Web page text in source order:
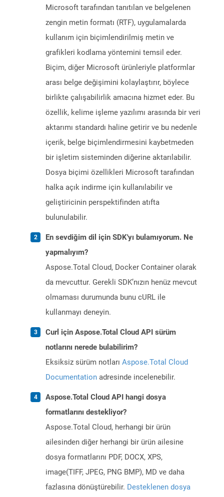
Microsoft tarafından tanıtılan ve belgelenen
zengin metin formatı (RTF), uygulamalarda
kullanım için biçimlendirilmiş metin ve
grafikleri kodlama yöntemini temsil eder.
Biçim, diğer Microsoft ürünleriyle platformlar
arası belge değişimini kolaylaştırır, böylece
birlikte çalışabilirlik amacına hizmet eder. Bu
özellik, kelime işleme yazılımı arasında bir veri
aktarımı standardı haline getirir ve bu nedenle
içerik, belge biçimlendirmesini kaybetmeden
bir işletim sisteminden diğerine aktarılabilir.
Dosya biçimi özellikleri Microsoft tarafından
halka açık indirme için kullanılabilir ve
geliştiricinin perspektifinden atıfta
bulunulabilir.
En sevdiğim dil için SDK'yı bulamıyorum. Ne
yapmalıyım?
Aspose.Total Cloud, Docker Container olarak
da mevcuttur. Gerekli SDK’nızın henüz mevcut
olmaması durumunda bunu cURL ile
kullanmayı deneyin.
Curl için Aspose.Total Cloud API sürüm
notlarını nerede bulabilirim?
Eksiksiz sürüm notları Aspose.Total Cloud
Documentation adresinde incelenebilir.
Aspose.Total Cloud API hangi dosya
formatlarını destekliyor?
Aspose.Total Cloud, herhangi bir ürün
ailesinden diğer herhangi bir ürün ailesine
dosya formatlarını PDF, DOCX, XPS,
image(TIFF, JPEG, PNG BMP), MD ve daha
fazlasına dönüştürebilir. Desteklenen dosya